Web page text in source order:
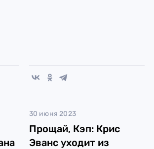
30 июня 2023
Прощай, Кэп: Крис
Эванс уходит из